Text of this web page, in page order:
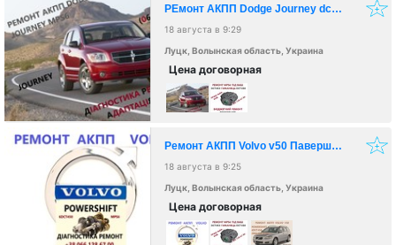
РЕмонт АКПП Dodge Journey dct450 гарантійний & бюджетний
18 августа в 9:29
Луцк, Волынская область, Украина
Цена договорная
Ремонт АКПП Volvo v50 Павершифт DCT450 гарантійний та бюджетний
18 августа в 9:25
Луцк, Волынская область, Украина
Цена договорная